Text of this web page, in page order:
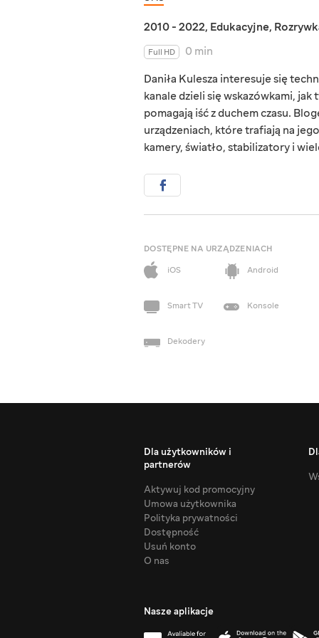
2010 - 2022, Edukacyjne,
Full HD
0 min
Daniła Kulesza interesuje się
kanale dzieli się wskazówkami,
pomagają iść z duchem czasu.
urządzeniach, które trafiają na
kamery, światło, stabilizatory i
DOSTĘPNE NA URZĄDZENIACH
iOS
Android
Smart TV Konsole
Dekodery
Dla użytkowników i
partnerów
Aktywuj kod promocyjny
Umowa użytkownika
Polityka prywatności
Dostępność
Usuń konto
O nas
Nasze aplikacje